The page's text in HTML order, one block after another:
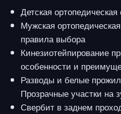
Детская
Мужская
правила выбора
Кинезиотейпирование
особенности и
Разводы и белые
Прозрачные участки на
Свербит в заднем